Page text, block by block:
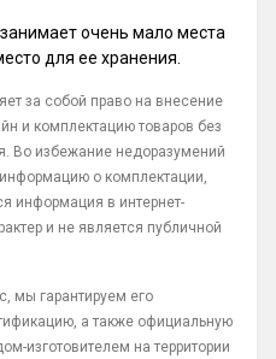
очень мало места
для ее хранения.
за собой право на внесение
и комплектацию товаров без
Во избежание недоразумений
о комплектации,
информация в интернет-
и не является публичной
мы гарантируем его
а также официальную
изготовителем на территории